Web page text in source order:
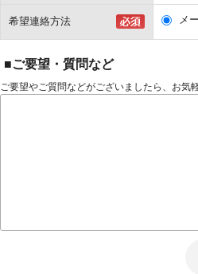
希望連絡方法 メ
■ご要望・質問など
ご要望やご質問などがございましたら、お気